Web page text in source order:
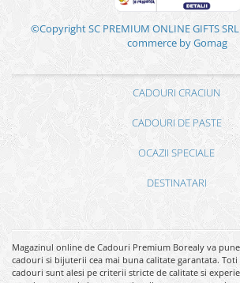
©Copyright SC PREMIUM ONLINE GIFTS
commerce by Gomag
CADOURI CRACIUN
CADOURI DE PASTE
OCAZII SPECIALE
DESTINATARI
Magazinul online de Cadouri Premium Borealy va
cadouri si bijuterii cea mai buna calitate garantata.
cadouri sunt alesi pe criterii stricte de calitate si